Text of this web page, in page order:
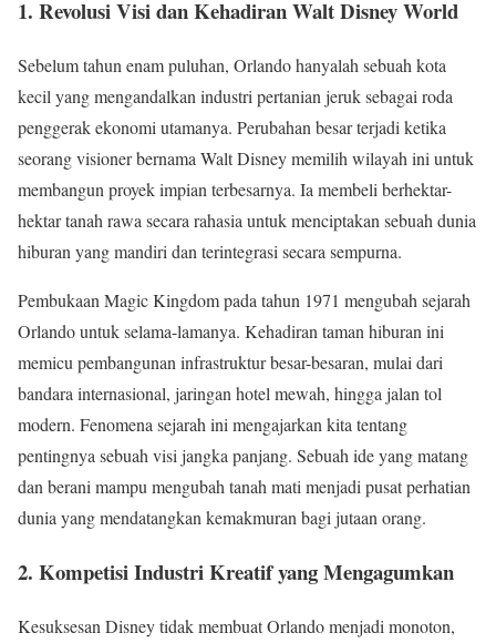
1. Revolusi Visi dan Kehadiran Walt Disney World
Sebelum tahun enam puluhan, Orlando hanyalah sebuah kota
kecil yang mengandalkan industri pertanian jeruk sebagai roda
penggerak ekonomi utamanya. Perubahan besar terjadi ketika
seorang visioner bernama Walt Disney memilih wilayah ini untuk
membangun proyek impian terbesarnya. Ia membeli berhektar-
hektar tanah rawa secara rahasia untuk menciptakan sebuah dunia
hiburan yang mandiri dan terintegrasi secara sempurna.
Pembukaan Magic Kingdom pada tahun 1971 mengubah sejarah
Orlando untuk selama-lamanya. Kehadiran taman hiburan ini
memicu pembangunan infrastruktur besar-besaran, mulai dari
bandara internasional, jaringan hotel mewah, hingga jalan tol
modern. Fenomena sejarah ini mengajarkan kita tentang
pentingnya sebuah visi jangka panjang. Sebuah ide yang matang
dan berani mampu mengubah tanah mati menjadi pusat perhatian
dunia yang mendatangkan kemakmuran bagi jutaan orang.
2. Kompetisi Industri Kreatif yang Mengagumkan
Kesuksesan Disney tidak membuat Orlando menjadi monoton,